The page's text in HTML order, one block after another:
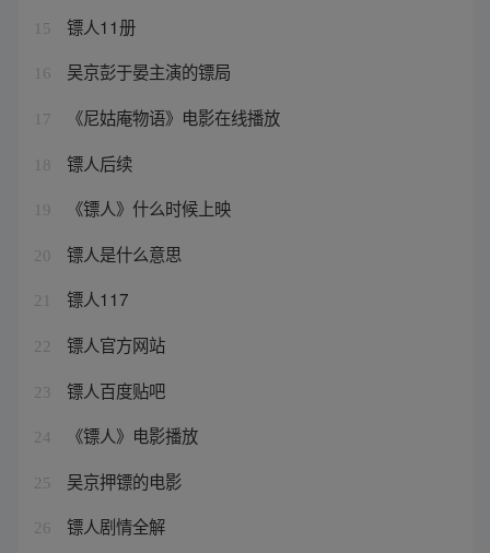
15 镖人11册
16 吴京彭于晏主演的镖局
17 《尼姑庵物语》电影在线播放
18 镖人后续
19 《镖人》什么时候上映
20 镖人是什么意思
21 镖人117
22 镖人官方网站
23 镖人百度贴吧
24 《镖人》电影播放
25 吴京押镖的电影
26 镖人剧情全解